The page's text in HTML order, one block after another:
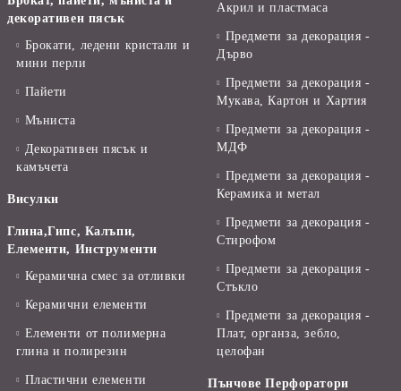
декоративен пясък
Брокати, ледени кристали и
мини перли
Пайети
Мъниста
Декоративен пясък и
камъчета
Висулки
Глина,Гипс, Калъпи,
Елементи, Инструменти
Керамична смес за отливки
Керамични елементи
Елементи от полимерна
глина и полирезин
Пластични елементи
Акрил и пластмаса
Предмети за декорация -
Дърво
Предмети за декорация -
Мукава, Картон и Хартия
Предмети за декорация -
МДФ
Предмети за декорация -
Керамика и метал
Предмети за декорация -
Стирофом
Предмети за декорация -
Стъкло
Предмети за декорация -
Плат, органза, зебло,
целофан
Пънчове Перфоратори